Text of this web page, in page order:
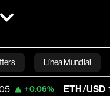
Línea Mundial
Bloomberg
ETH/USD 1,911.023